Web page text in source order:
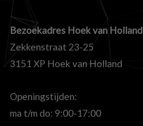
Bezoekadres Hoek van Holland
Zekkenstraat 23-25
3151 XP Hoek van Holland
Openingstijden:
ma t/m do: 9:00-17:00